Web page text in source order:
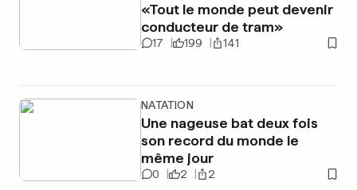
«Tout le monde peut devenir
conducteur de tram»
17 199 141
NATATION
Une nageuse bat deux fois
son record du monde le
même jour
0 2 2